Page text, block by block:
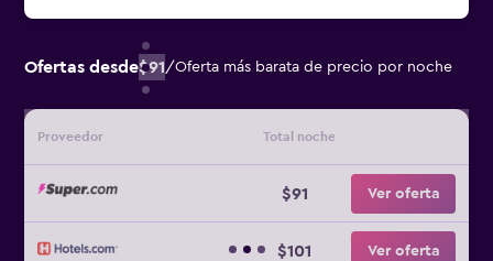
Ofertas desde$91/Oferta más barata de precio por noche
Proveedor Total noche
$91 Ver oferta
$101 Ver oferta